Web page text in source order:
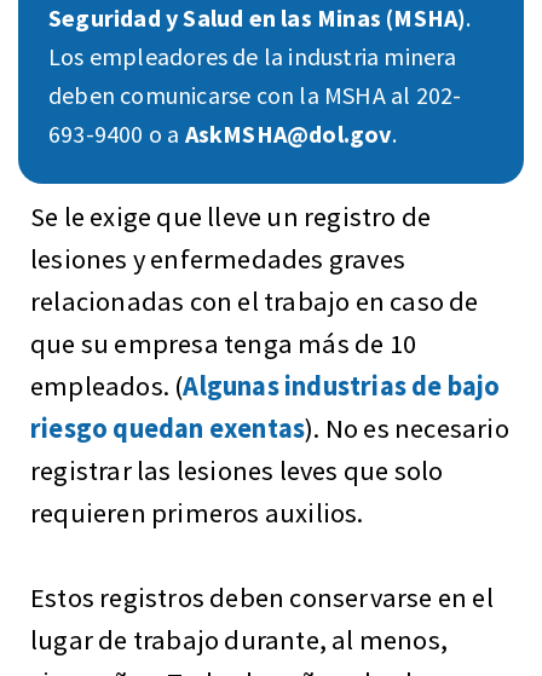
Se le exige que lleve un registro de
lesiones y enfermedades graves
relacionadas con el trabajo en caso de
que su empresa tenga más de 10
empleados. (Algunas industrias de bajo
riesgo quedan exentas). No es necesario
registrar las lesiones leves que solo
requieren primeros auxilios.
Estos registros deben conservarse en el
lugar de trabajo durante, al menos,
Seguridad y Salud en las Minas (MSHA).
Los empleadores de la industria minera
deben comunicarse con la MSHA al 202-
693-9400 o a AskMSHA@dol.gov.